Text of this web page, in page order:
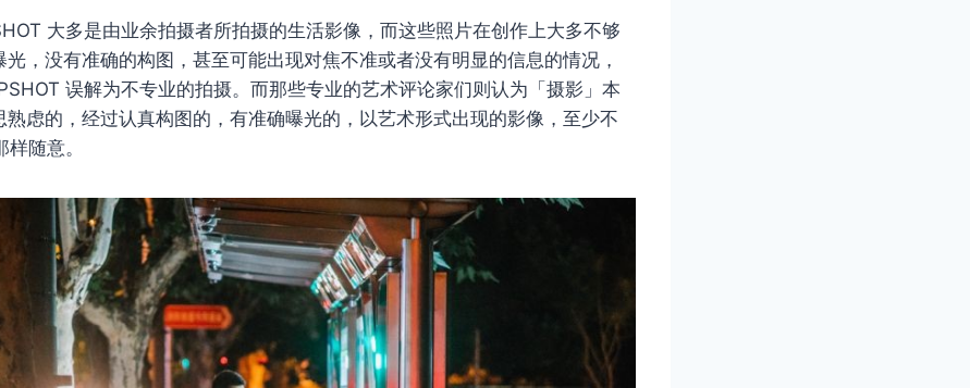
大多是由业余拍摄者所拍摄的生活影像，而这些照片在创作上大多不够
，没有准确的构图，甚至可能出现对焦不准或者没有明显的信息的情况，
误解为不专业的拍摄。而那些专业的艺术评论家们则认为「摄影」本
虑的，经过认真构图的，有准确曝光的，以艺术形式出现的影像，至少不
随意。